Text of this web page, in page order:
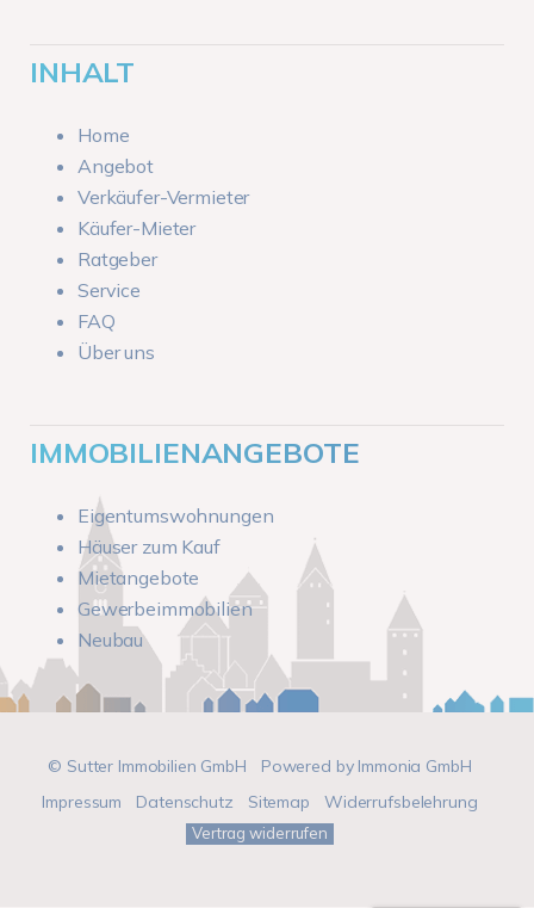
INHALT
Home
Angebot
Verkäufer-Vermieter
Käufer-Mieter
Ratgeber
Service
FAQ
Über uns
IMMOBILIENANGEBOTE
Eigentumswohnungen
Häuser zum Kauf
Mietangebote
Gewerbeimmobilien
Neubau
© Sutter Immobilien GmbH Powered by Immonia GmbH
Impressum
Datenschutz Sitemap Widerrufsbelehrung
Vertrag widerrufen